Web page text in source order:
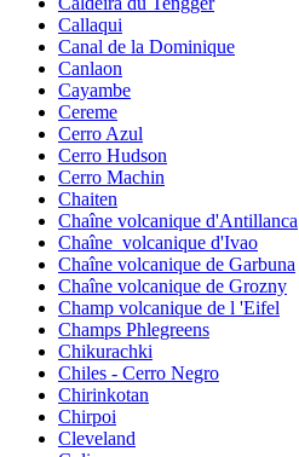
Callaqui
Canal de la Dominique
Canlaon
Cayambe
Cereme
Cerro Azul
Cerro Hudson
Cerro Machin
Chaiten
Chaîne volcanique d'Antillanca
Chaîne_volcanique d'Ivao
Chaîne volcanique de Garbuna
Chaîne volcanique de Grozny
Champ volcanique de l 'Eifel
Champs Phlegreens
Chikurachki
Chiles - Cerro Negro
Chirinkotan
Chirpoi
Cleveland